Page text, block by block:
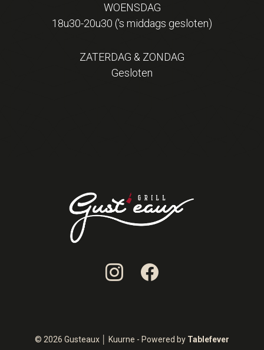
WOENSDAG
18u30-20u30 ('s middags gesloten)
ZATERDAG & ZONDAG
Gesloten
© 2026 Gusteaux │ Kuurne - Powered by Tablefever